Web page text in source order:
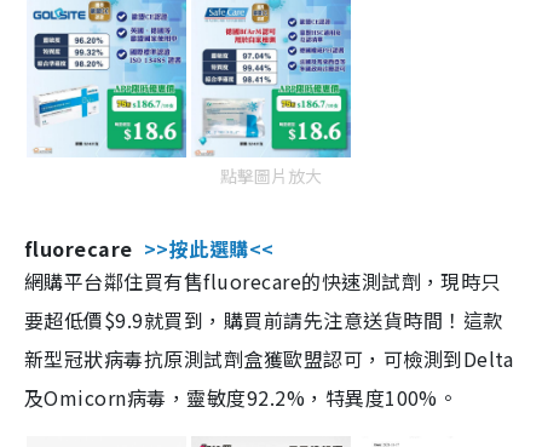
點擊圖片放大
fluorecare >>按此選購<<
網購平台鄰住買有售fluorecare的快速測試劑，現時只
要超低價$9.9就買到，購買前請先注意送貨時間！這款
新型冠狀病毒抗原測試劑盒獲歐盟認可，可檢測到Delta
及Omicorn病毒，靈敏度92.2%，特異度100%。